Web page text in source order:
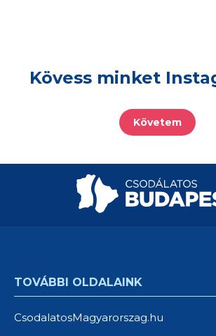
Kövess minket
Követem
TOVÁBBI OLDALAINK
CsodalatosMagyarorszag.hu